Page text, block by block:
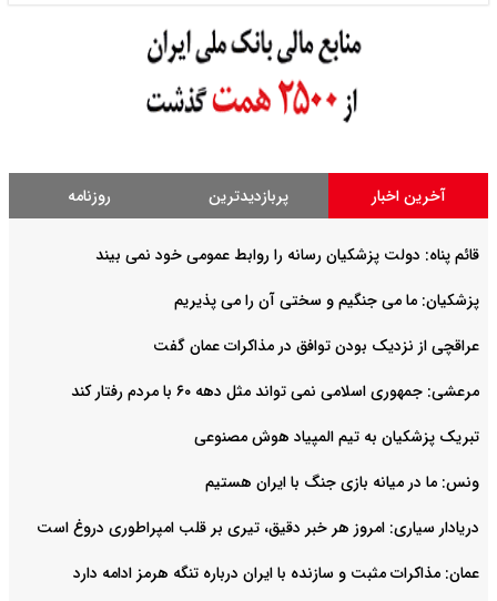
آخرین اخبار پربازدیدترین روزنامه
قائم پناه: دولت پزشکیان رسانه را روابط عمومی خود نمی بیند
پزشکیان: ما می جنگیم و سختی آن را می پذیریم
عراقچی از نزدیک بودن توافق در مذاکرات عمان گفت
مرعشی: جمهوری اسلامی نمی تواند مثل دهه ۶۰ با مردم رفتار کند
تبریک پزشکیان به تیم المپیاد هوش مصنوعی
ونس: ما در میانه بازی جنگ با ایران هستیم
دریادار سیاری: امروز هر خبر دقیق، تیری بر قلب امپراطوری دروغ است
عمان: مذاکرات مثبت و سازنده با ایران درباره تنگه هرمز ادامه دارد